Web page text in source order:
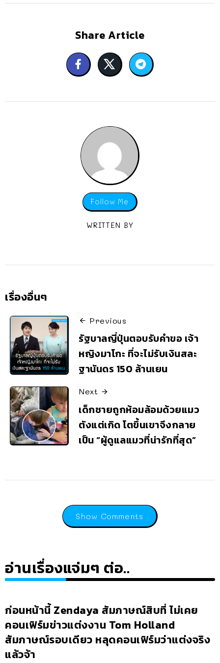
Share Article
Follow Me
WRITTEN BY
เรื่องอื่นๆ
Previous
รัฐบาลญี่ปุ่นตอบรับคำขอ เจ้า
หญิงมาโกะ ที่จะไม่รับเงินสละ
ฐานันดร 150 ล้านเยน
Next
เด็กชายถูกห้อมล้อมด้วยแมว
ตังแต่เกิด โตขึ้นเขาจึงกลาย
เป็น “ผู้ดูแลแมวที่น่ารักที่สุด”
Show Comments
อ่านเรื่องแจ่มๆ ต่อ..
ก่อนหน้านี้ Zendaya สัมภาษณ์สิบที่ ไม่เคย
คอนเฟิร์มข่าวแต่งงาน Tom Holland
สัมภาษณ์รอบเดียว หลุดคอนเฟิร์มว่าแต่งจริง
แล้วจ้า